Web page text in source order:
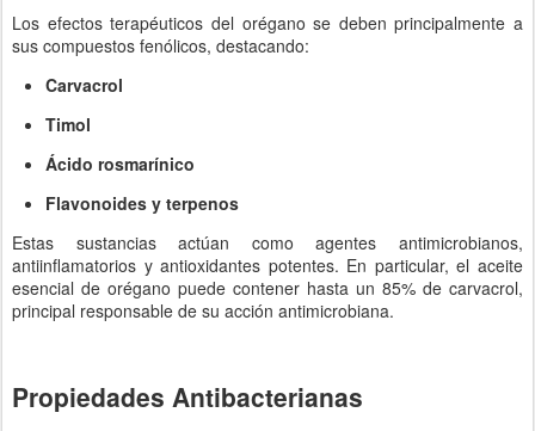
Los efectos terapéuticos del orégano se deben principalmente a
sus compuestos fenólicos, destacando:
Carvacrol
Timol
Ácido rosmarínico
Flavonoides y terpenos
Estas sustancias actúan como agentes antimicrobianos,
antiinflamatorios y antioxidantes potentes. En particular, el aceite
esencial de orégano puede contener hasta un 85% de carvacrol,
principal responsable de su acción antimicrobiana.
Propiedades Antibacterianas